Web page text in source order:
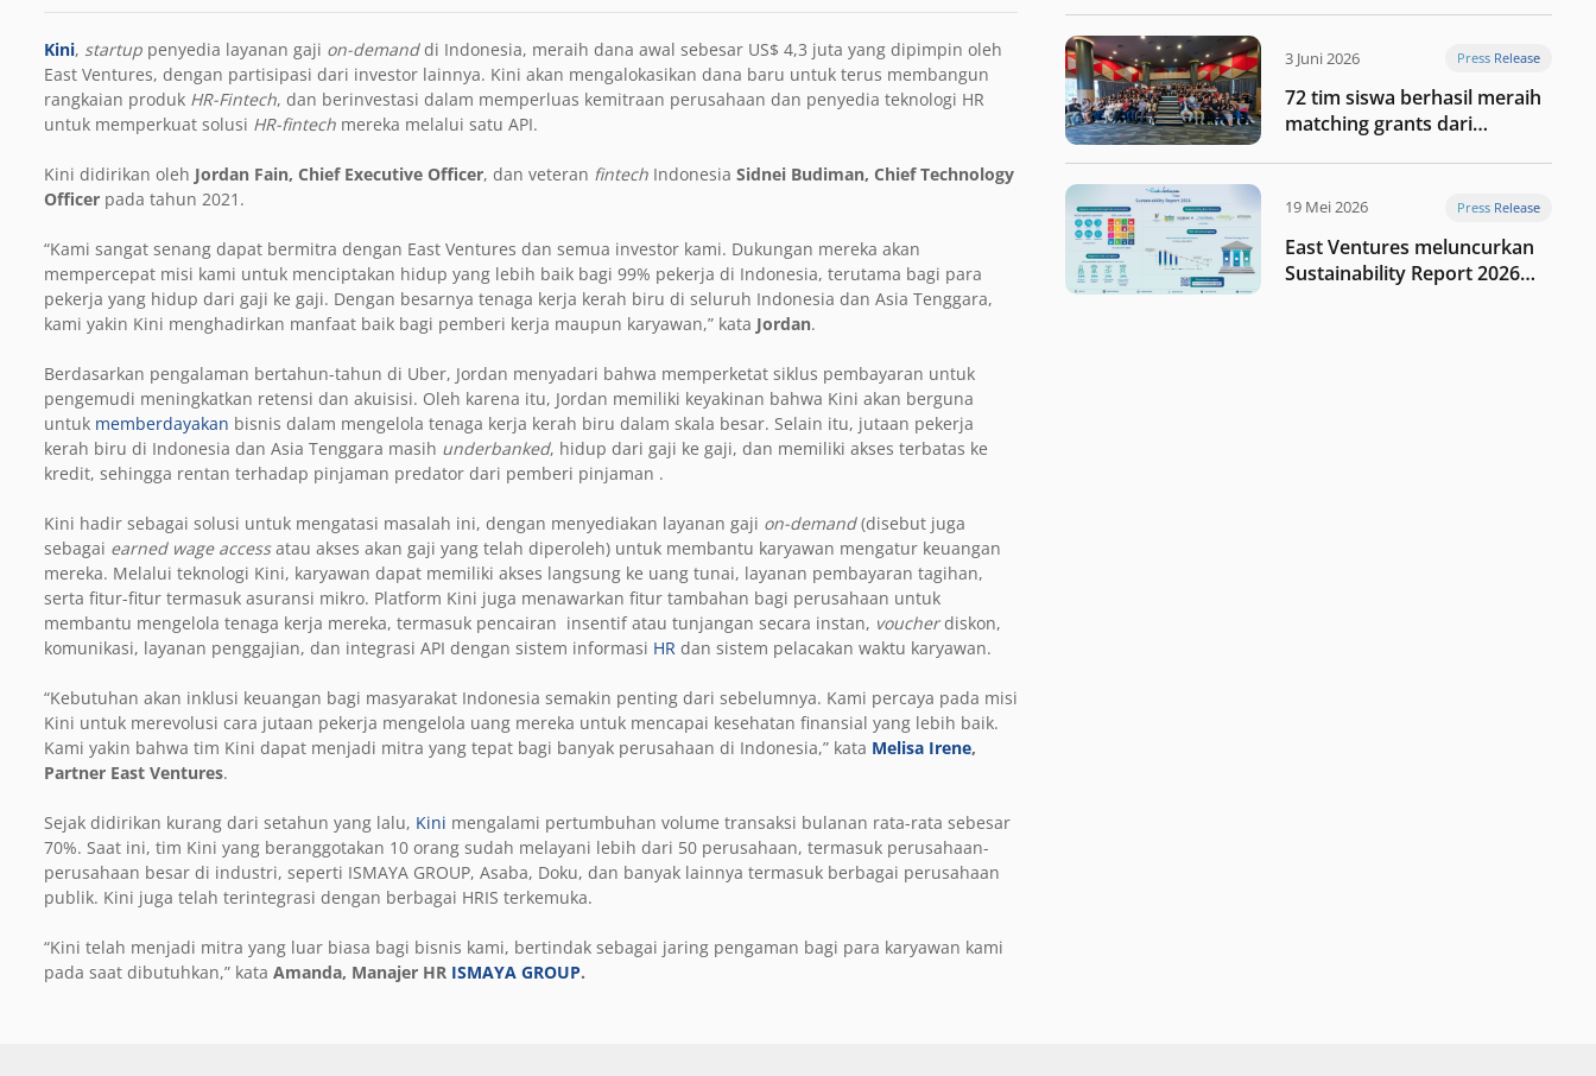
Kini, startup penyedia layanan gaji on-demanddi Indonesia, meraih dana awal sebesar US$ 4,3 juta yang dipimpin oleh
East Ventures, dengan partisipasi dari investor lainnya. Kini akan mengalokasikan dana baru untuk terus membangun
rangkaian produk HR-Fintech, dan berinvestasi dalam memperluas kemitraan perusahaan dan penyedia teknologi HR
untuk memperkuat solusi HR-fintech mereka melalui satu API.
Kini didirikan oleh Jordan Fain, Chief Executive Officer, dan veteran fintech Indonesia Sidnei Budiman, Chief Technology
Officer pada tahun 2021.
“Kami sangat senang dapat bermitra dengan East Ventures dan semua investor kami. Dukungan mereka akan
mempercepat misi kami untuk menciptakan hidup yang lebih baik bagi 99% pekerja di Indonesia, terutama bagi para
pekerja yang hidup dari gaji ke gaji. Dengan besarnya tenaga kerja kerah biru di seluruh Indonesia dan Asia Tenggara,
kami yakin Kini menghadirkan manfaat baik bagi pemberi kerja maupun karyawan,” kata Jordan.
Berdasarkan pengalaman bertahun-tahun di Uber, Jordan menyadari bahwa memperketat siklus pembayaran untuk
pengemudi meningkatkan retensi dan akuisisi. Oleh karena itu, Jordan memiliki keyakinan bahwa Kini akan berguna
untuk memberdayakan bisnis dalam mengelola tenaga kerja kerah biru dalam skala besar. Selain itu, jutaan pekerja
kerah biru di Indonesia dan Asia Tenggara masih underbanked, hidup dari gaji ke gaji, dan memiliki akses terbatas ke
kredit, sehingga rentan terhadap pinjaman predator dari pemberi pinjaman .
Kini hadir sebagai solusi untuk mengatasi masalah ini, dengan menyediakan layanan gaji on-demand(disebut juga
sebagai earned wage accessatau akses akan gaji yang telah diperoleh) untuk membantu karyawan mengatur keuangan
mereka. Melalui teknologi Kini, karyawan dapat memiliki akses langsung ke uang tunai, layanan pembayaran tagihan,
serta fitur-fitur termasuk asuransi mikro. Platform Kini juga menawarkan fitur tambahan bagi perusahaan untuk
membantu mengelola tenaga kerja mereka, termasuk pencairan insentif atau tunjangan secara instan, voucherdiskon,
komunikasi, layanan penggajian, dan integrasi API dengan sistem informasi HR dan sistem pelacakan waktu karyawan.
“Kebutuhan akan inklusi keuangan bagi masyarakat Indonesia semakin penting dari sebelumnya. Kami percaya pada misi
Kini untuk merevolusi cara jutaan pekerja mengelola uang mereka untuk mencapai kesehatan finansial yang lebih baik.
Kami yakin bahwa tim Kini dapat menjadi mitra yang tepat bagi banyak perusahaan di Indonesia,” kata Melisa Irene,
Partner East Ventures.
Sejak didirikan kurang dari setahun yang lalu, Kini mengalami pertumbuhan volume transaksi bulanan rata-rata sebesar
70%. Saat ini, tim Kini yang beranggotakan 10 orang sudah melayani lebih dari 50 perusahaan, termasuk perusahaan-
perusahaan besar di industri, seperti ISMAYA GROUP, Asaba, Doku, dan banyak lainnya termasuk berbagai perusahaan
publik. Kini juga telah terintegrasi dengan berbagai HRIS terkemuka.
“Kini telah menjadi mitra yang luar biasa bagi bisnis kami, bertindak sebagai jaring pengaman bagi para karyawan kami
pada saat dibutuhkan,” kata Amanda, Manajer HR ISMAYA GROUP.
3 Juni 2026 Press Release
72 tim siswa berhasil meraih
matching grants dari
19 Mei 2026 Press Release
East Ventures meluncurkan
Sustainability Report 2026